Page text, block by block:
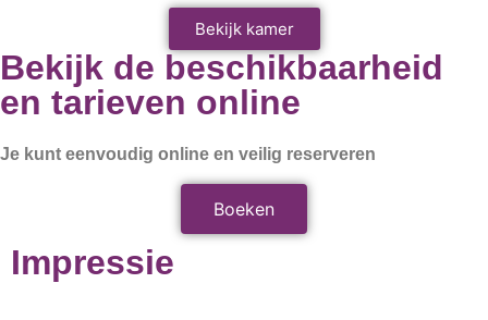
Bekijk kamer
Bekijk de beschikbaarheid
en tarieven online
Je kunt eenvoudig online en veilig reserveren
Boeken
Impressie